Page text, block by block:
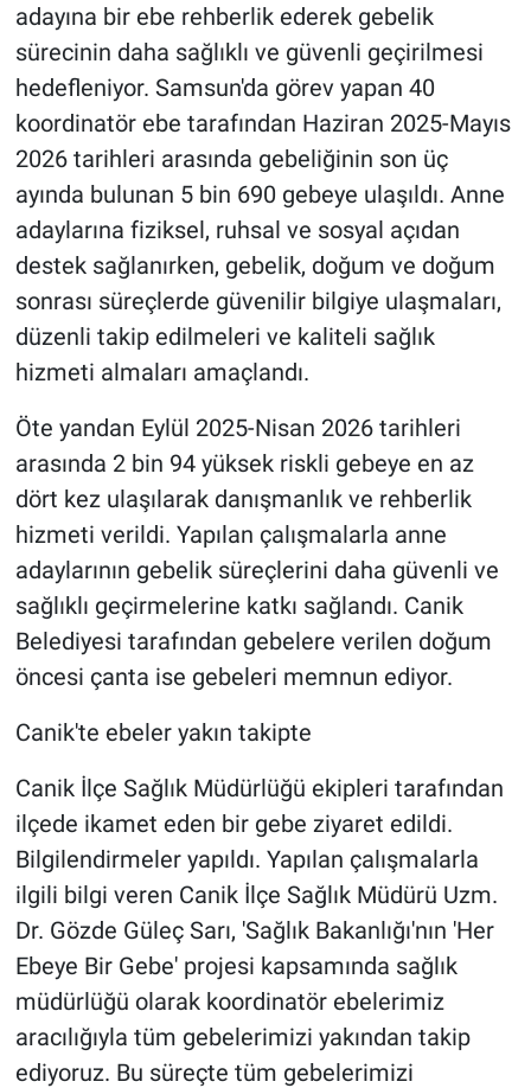
adayına bir ebe rehberlik ederek gebelik
sürecinin daha sağlıklı ve güvenli geçirilmesi
hedefleniyor. Samsun'da görev yapan 40
koordinatör ebe tarafından Haziran 2025-Mayıs
2026 tarihleri arasında gebeliğinin son üç
ayında bulunan 5 bin 690 gebeye ulaşıldı. Anne
adaylarına fiziksel, ruhsal ve sosyal açıdan
destek sağlanırken, gebelik, doğum ve doğum
sonrası süreçlerde güvenilir bilgiye ulaşmaları,
düzenli takip edilmeleri ve kaliteli sağlık
hizmeti almaları amaçlandı.
Öte yandan Eylül 2025-Nisan 2026 tarihleri
arasında 2 bin 94 yüksek riskli gebeye en az
dört kez ulaşılarak danışmanlık ve rehberlik
hizmeti verildi. Yapılan çalışmalarla anne
adaylarının gebelik süreçlerini daha güvenli ve
sağlıklı geçirmelerine katkı sağlandı. Canik
Belediyesi tarafından gebelere verilen doğum
öncesi çanta ise gebeleri memnun ediyor.
Canik'te ebeler yakın takipte
Canik İlçe Sağlık Müdürlüğü ekipleri tarafından
ilçede ikamet eden bir gebe ziyaret edildi.
Bilgilendirmeler yapıldı. Yapılan çalışmalarla
ilgili bilgi veren Canik İlçe Sağlık Müdürü Uzm.
Dr. Gözde Güleç Sarı, 'Sağlık Bakanlığı'nın 'Her
Ebeye Bir Gebe' projesi kapsamında sağlık
müdürlüğü olarak koordinatör ebelerimiz
aracılığıyla tüm gebelerimizi yakından takip
ediyoruz. Bu süreçte tüm gebelerimizi